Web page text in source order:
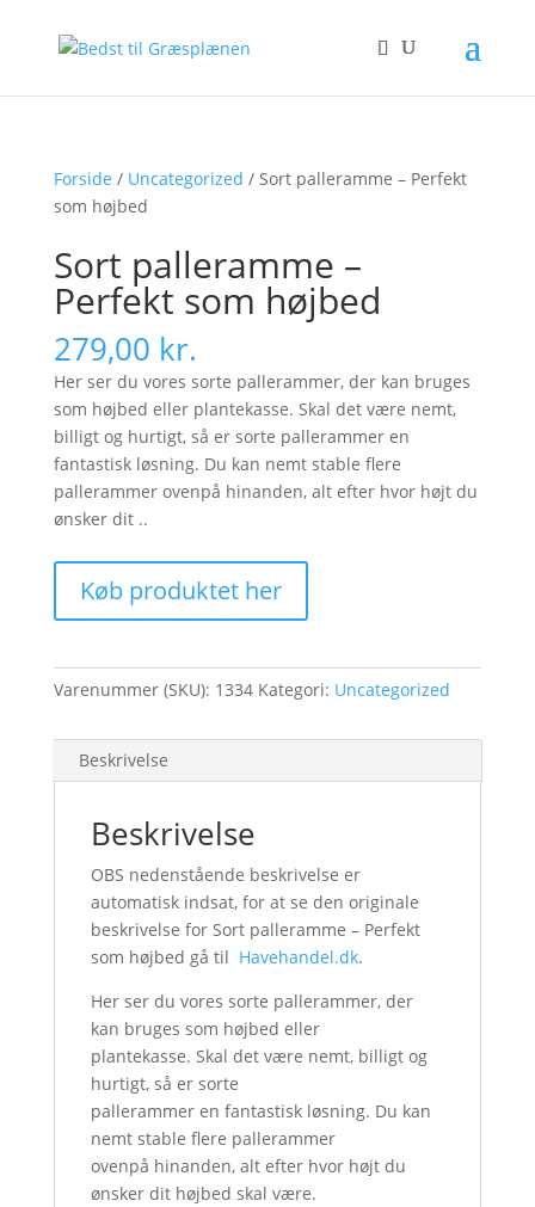
Forside / Uncategorized / Sort palleramme – Perfekt
som højbed
Sort palleramme –
Perfekt som højbed
279,00 kr.
Her ser du vores sorte pallerammer, der kan bruges
som højbed eller plantekasse. Skal det være nemt,
billigt og hurtigt, så er sorte pallerammer en
fantastisk løsning. Du kan nemt stable flere
pallerammer ovenpå hinanden, alt efter hvor højt du
ønsker dit ..
Køb produktet her
Varenummer (SKU): 1334 Kategori: Uncategorized
Beskrivelse
Beskrivelse
OBS nedenstående beskrivelse er
automatisk indsat, for at se den originale
beskrivelse for Sort palleramme – Perfekt
som højbed gå til Havehandel.dk.
Her ser du vores sorte pallerammer, der
kan bruges som højbed eller
plantekasse. Skal det være nemt, billigt og
hurtigt, så er sorte
pallerammer en fantastisk løsning. Du kan
nemt stable flere pallerammer
ovenpå hinanden, alt efter hvor højt du
ønsker dit højbed skal være.